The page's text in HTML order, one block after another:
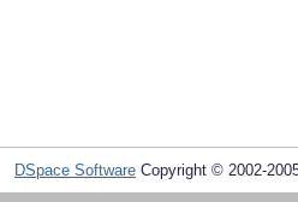
DSpace Software Copyright © 2002-